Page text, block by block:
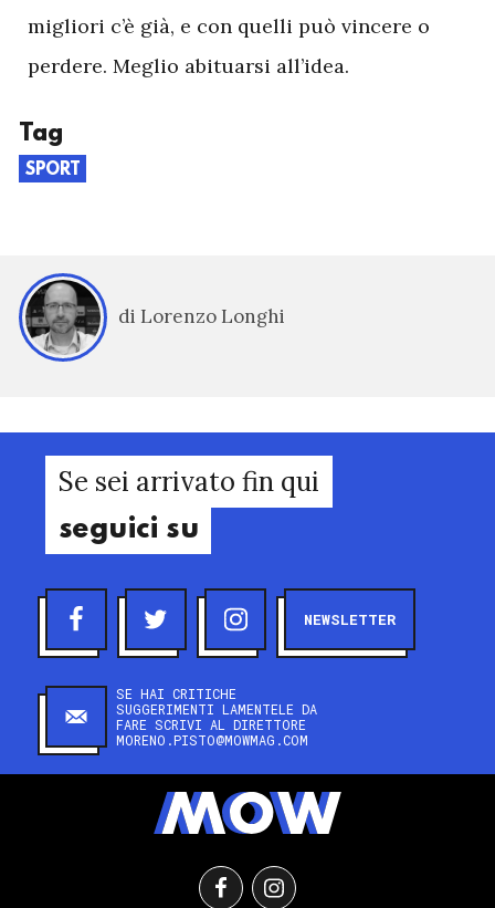
migliori c’è già, e con quelli può vincere o
perdere. Meglio abituarsi all’idea.
Tag
SPORT
di Lorenzo Longhi
Se sei arrivato fin qui
seguici su
NEWSLETTER
SE HAI CRITICHE
SUGGERIMENTI LAMENTELE DA
FARE SCRIVI AL DIRETTORE
MORENO.PISTO@MOWMAG.COM